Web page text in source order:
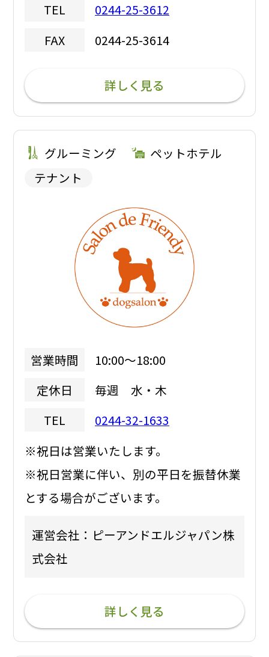
TEL
0244-25-3612
FAX
0244-25-3614
詳しく見る
グルーミング
ペットホテル
テナント
営業時間
10:00～18:00
定休日
毎週 水・木
TEL
0244-32-1633
※祝日は営業いたします。
※祝日営業に伴い、別の平日を振替休業
とする場合がございます。
運営会社：ピーアンドエルジャパン株
式会社
詳しく見る